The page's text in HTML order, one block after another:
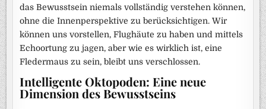
das Bewusstsein niemals vollständig verstehen können,
ohne die Innenperspektive zu berücksichtigen. Wir
können uns vorstellen, Flughäute zu haben und mittels
Echoortung zu jagen, aber wie es wirklich ist, eine
Fledermaus zu sein, bleibt uns verschlossen.
Intelligente Oktopoden: Eine neue
Dimension des Bewusstseins